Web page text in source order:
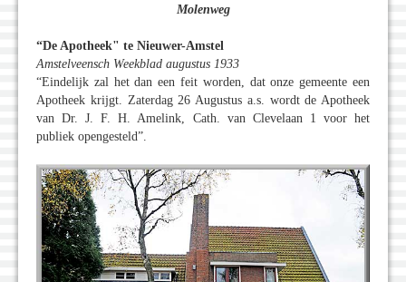
Molenweg
“De Apotheek" te Nieuwer-Amstel
Amstelveensch Weekblad augustus 1933
“Eindelijk zal het dan een feit worden, dat onze gemeente een
Apotheek krijgt. Zaterdag 26 Augustus a.s. wordt de Apotheek
van Dr. J. F. H. Amelink, Cath. van Clevelaan 1 voor het
publiek opengesteld”.